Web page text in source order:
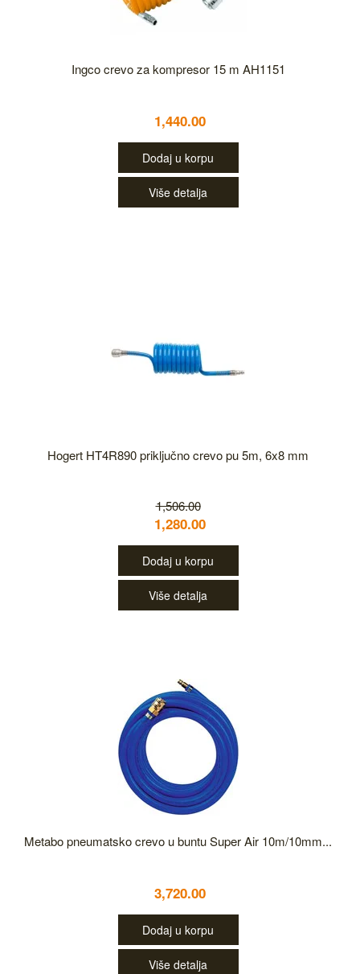
Ingco crevo za kompresor 15 m AH1151
1,440.00
Dodaj u korpu
Više detalja
Hogert HT4R890 priključno crevo pu 5m, 6x8 mm
1,506.00
1,280.00
Dodaj u korpu
Više detalja
Metabo pneumatsko crevo u buntu Super Air 10m/10mm...
3,720.00
Dodaj u korpu
Više detalja